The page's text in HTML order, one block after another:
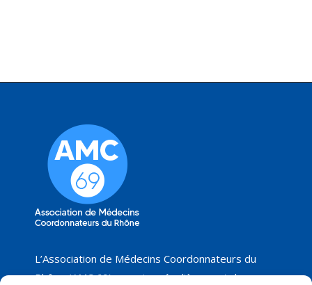
L’Association de Médecins Coordonnateurs du
Rhône (AMC 69) organise régulièrement des